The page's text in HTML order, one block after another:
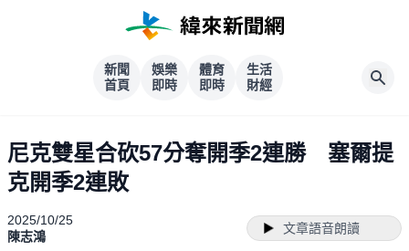
新聞
首頁
娛樂
即時
體育
即時
生活
財經
尼克雙星合砍57分奪開季2連勝 塞爾提
克開季2連敗
2025/10/25
陳志鴻
文章語音朗讀